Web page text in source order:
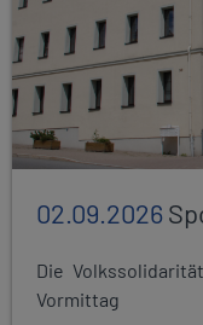
02.09.2026
Die
Vormittag